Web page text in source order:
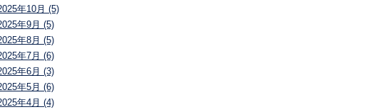
年10月 (5)
年9月 (5)
年8月 (5)
年7月 (6)
年6月 (3)
年5月 (6)
年4月 (4)